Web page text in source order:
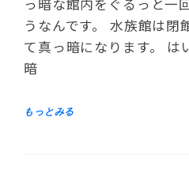
うなんです。 水族館は閉
て真っ暗になります。 は
暗